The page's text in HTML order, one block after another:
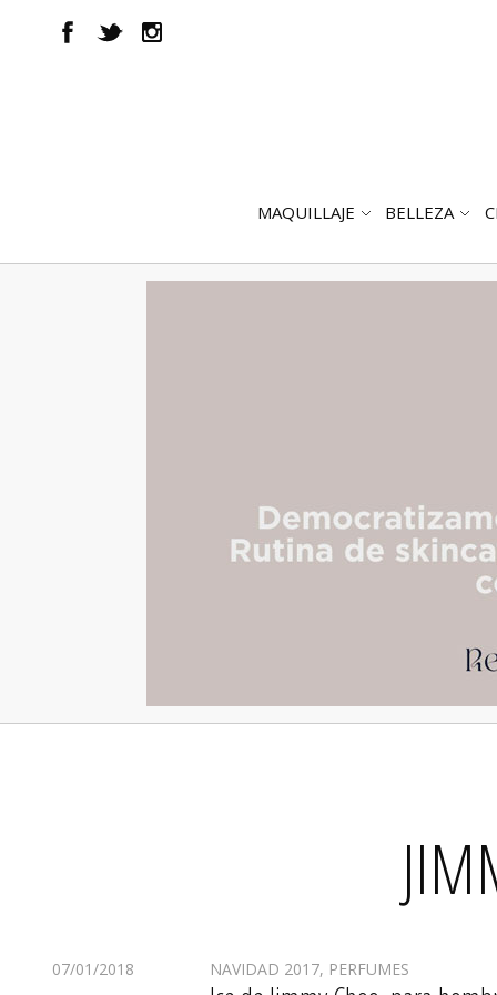
ABRIR
MAQUILLAJE BELLEZA
07/01/2018 NAVIDAD 2017, PERFUMES